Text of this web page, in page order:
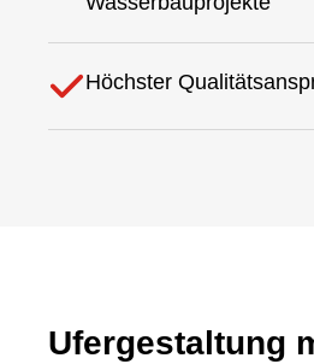
Höchster
Ufergestaltung